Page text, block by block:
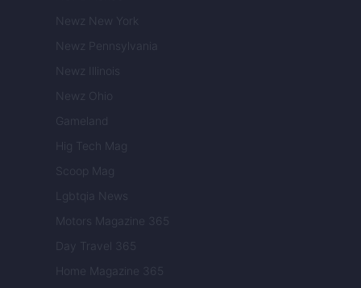
Newz New York
Newz Pennsylvania
Newz Illinois
Newz Ohio
Gameland
Hig Tech Mag
Scoop Mag
Lgbtqia News
Motors Magazine 365
Day Travel 365
Home Magazine 365